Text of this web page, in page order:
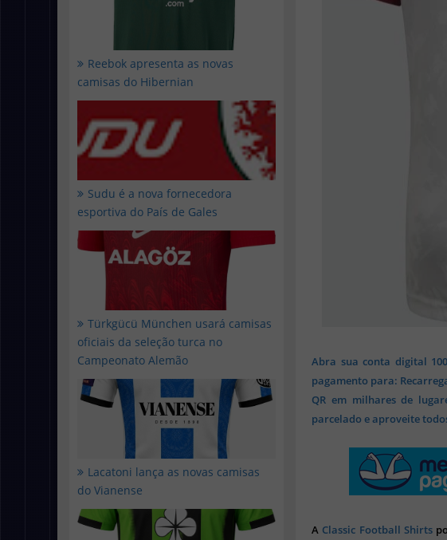
Reebok apresenta as novas
camisas do Hibernian
Sudu é a nova fornecedora
esportiva do País de Gales
Türkgücü München usará camisas
oficiais da seleção turca no
Campeonato Alemão
Lacatoni lança as novas camisas
do Vianense
Abra sua conta digital
pagamento para:
QR em milhares de
parcelado e aproveite
A Classic Football Shirts